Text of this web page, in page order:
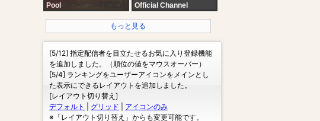
Pool
Championship | Table
Official Channel
Bluey Episodes in HD!
✨ ? | Best Bluey
FULL EPISODES |
Bluey
もっと見る
[5/12] 指定配信者を目立たせるお気に入り登録機能
を追加しました。（順位の値をマウスオーバー）
[5/4] ランキングをユーザーアイコンをメインとし
た表示にできるレイアウトを追加しました。
[レイアウト切り替え]
デフォルト
グリッド
アイコンのみ
※「レイアウト切り替え」からも変更可能です。